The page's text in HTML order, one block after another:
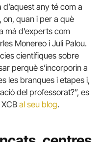
any té com a
quan i per a què
mà d’experts com
Monereo i Juli Palou.
científiques sobre
perquè s’incorporin a
les branques i etapes i,
del professorat?”, es
al seu blog.